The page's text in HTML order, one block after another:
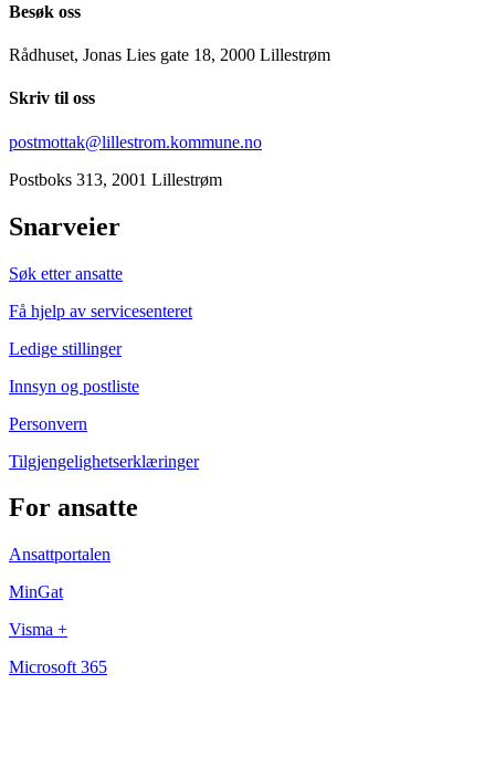
Besøk oss
Rådhuset, Jonas Lies gate 18, 2000 Lillestrøm
Skriv til oss
postmottak@lillestrom.kommune.no
Postboks 313, 2001 Lillestrøm
Snarveier
Søk etter ansatte
Få hjelp av servicesenteret
Ledige stillinger
Innsyn og postliste
Personvern
Tilgjengelighetserklæringer
For ansatte
Ansattportalen
MinGat
Visma +
Microsoft 365